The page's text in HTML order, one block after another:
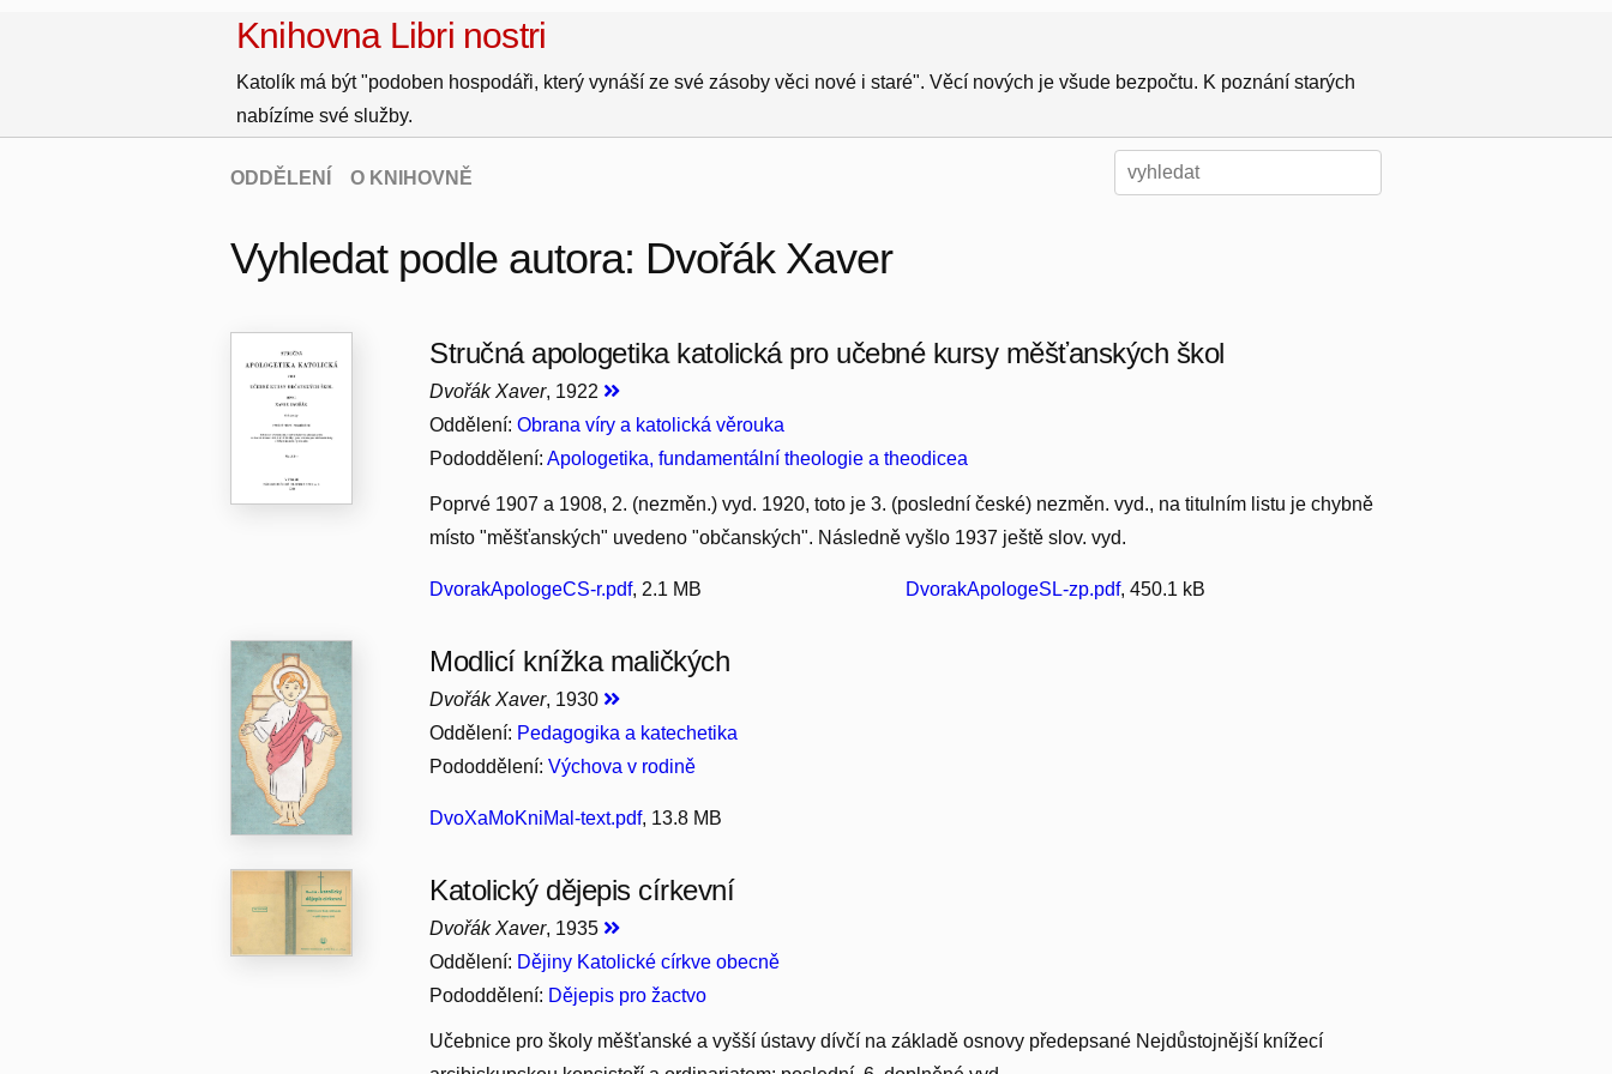
Knihovna Libri nostri
Katolík má být "podoben hospodáři, který vynáší ze své zásoby věci nové i staré". Věcí nových je všude bezpočtu. K poznání starých
nabízíme své služby.
ODDĚLENÍ O KNIHOVNĚ
Vyhledat podle autora: Dvořák Xaver
Stručná apologetika katolická pro učebné kursy měšťanských škol
Dvořák Xaver, 1922
Oddělení:Obrana víry a katolická věrouka
Pododdělení:Apologetika, fundamentální theologie a theodicea
Poprvé 1907 a 1908, 2. (nezměn.) vyd. 1920, toto je 3. (poslední české) nezměn. vyd., na titulním listu je chybně
místo "měšťanských" uvedeno "občanských". Následně vyšlo 1937 ještě slov. vyd.
DvorakApologeCS-r.pdf, 2.1 MB DvorakApologeSL-zp.pdf, 450.1 kB
Modlicí knížka maličkých
Dvořák Xaver, 1930
Oddělení: Pedagogika a katechetika
Pododdělení:Výchova v rodině
DvoXaMoKniMal-text.pdf, 13.8 MB
Katolický dějepis církevní
Dvořák Xaver, 1935
Oddělení: Dějiny Katolické církve obecně
Pododdělení: Dějepis pro žactvo
Učebnice pro školy měšťanské a vyšší ústavy dívčí na základě osnovy předepsané Nejdůstojnější knížecí